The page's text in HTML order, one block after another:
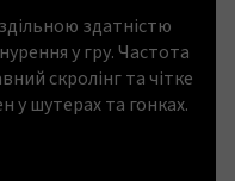
здатністю
у гру. Частота
скролінг та чітке
у шутерах та гонках.